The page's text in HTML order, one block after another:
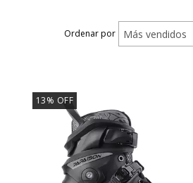
Ordenar por
13% OFF